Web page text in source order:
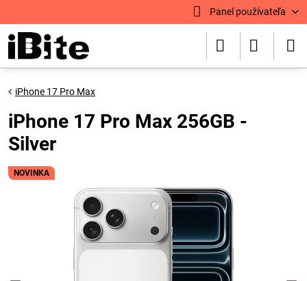
Panel používateľa
NOVINKA
iPhone 17 Pro Max
iPhone 17 Pro Max 256GB -
Silver